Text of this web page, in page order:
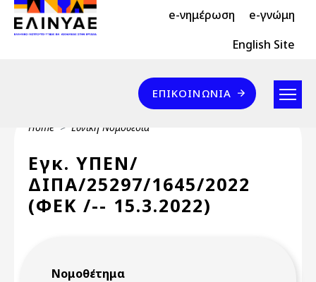
Skip to main content
Header Top 2 e-νημέρωση e-γνώμη
Header Top English Site
Επικοινωνία
ΕΠΙΚΟΙΝΩΝΊΑ
Breadcrumb
Home Εθνική Νομοθεσία
Εγκ. ΥΠΕΝ/
ΔΙΠΑ/25297/1645/2022
(ΦΕΚ /-- 15.3.2022)
Νομοθέτημα